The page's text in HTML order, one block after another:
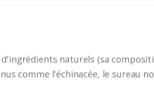
naturels (sa
comme l'échinacée, le sureau